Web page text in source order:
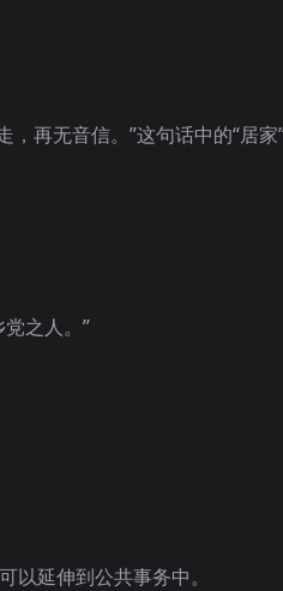
再无音信。”这句话中的“居家
之人。”
以延伸到公共事务中。